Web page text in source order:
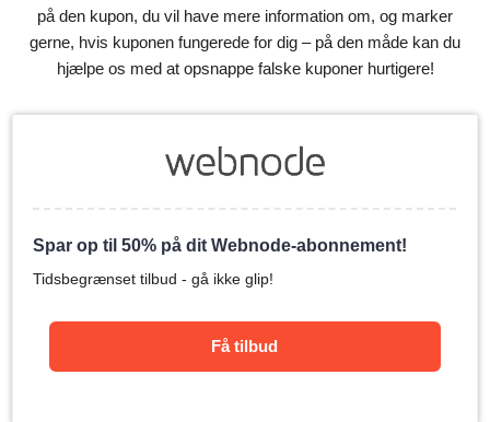
på den kupon, du vil have mere information om, og marker
gerne, hvis kuponen fungerede for dig – på den måde kan du
hjælpe os med at opsnappe falske kuponer hurtigere!
Spar op til 50% på dit Webnode-abonnement!
Tidsbegrænset tilbud - gå ikke glip!
Få tilbud